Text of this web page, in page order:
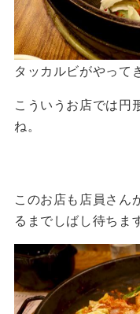
タッカルビがやって
こういうお店では円
ね。
このお店も店員さん
るまでしばし待ちま